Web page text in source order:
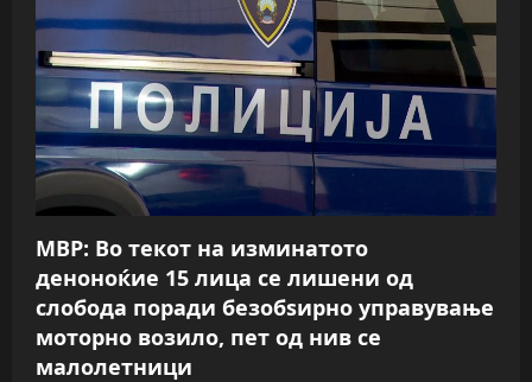
МВР: Во текот на изминатото
деноноќие 15 лица се лишени од
слобода поради безобѕирно управување
моторно возило, пет од нив се
малолетници